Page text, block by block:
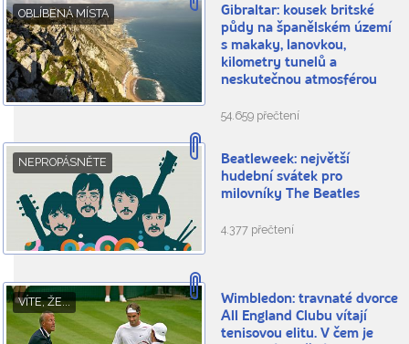
OBLÍBENÁ MÍSTA
Gibraltar: kousek britské
půdy na španělském území
s makaky, lanovkou,
kilometry tunelů a
neskutečnou atmosférou
54.659 přečtení
NEPROPÁSNĚTE
Beatleweek: největší
hudební svátek pro
milovníky The Beatles
4.377 přečtení
VÍTE, ŽE...
Wimbledon: travnaté dvorce
All England Clubu vítají
tenisovou elitu. V čem je